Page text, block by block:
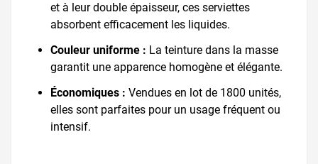
et à leur double épaisseur, ces serviettes
absorbent efficacement les liquides.
Couleur uniforme : La teinture dans la masse
garantit une apparence homogène et élégante.
Économiques : Vendues en lot de 1800 unités,
elles sont parfaites pour un usage fréquent ou
intensif.